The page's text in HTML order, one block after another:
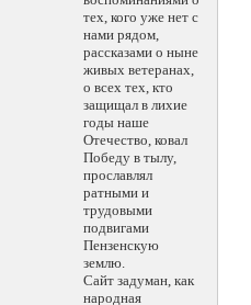
тех, кого уже нет с
нами рядом,
рассказами о ныне
живых ветеранах,
о всех тех, кто
защищал в лихие
годы наше
Отечество, ковал
Победу в тылу,
прославлял
ратными и
трудовыми
подвигами
Пензенскую
землю.
Сайт задуман, как
народная